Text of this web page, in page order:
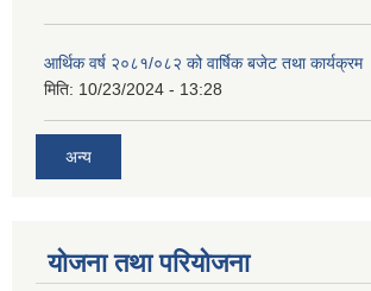
आर्थिक वर्ष २०८१/०८२ को वार्षिक बजेट तथा कार्यक्रम
मिति: 10/23/2024 - 13:28
अन्य
योजना तथा परियोजना